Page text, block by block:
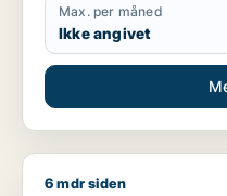
Max. per måned
Ikke angivet
6 mdr siden